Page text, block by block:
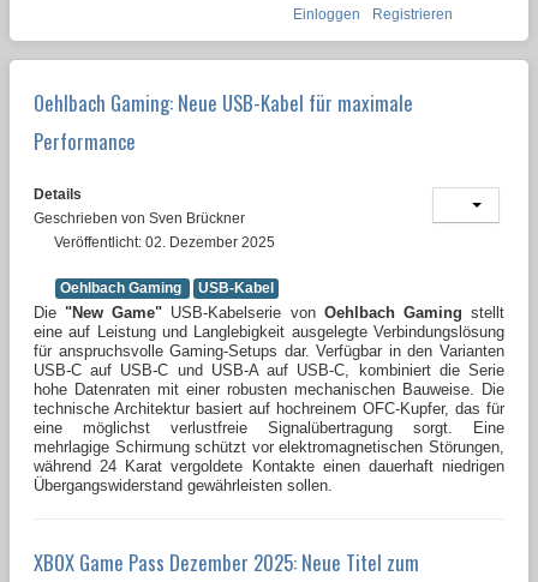
Einloggen Registrieren
Oehlbach Gaming: Neue USB-Kabel für maximale
Performance
Details
Geschrieben von Sven Brückner
Veröffentlicht: 02. Dezember 2025
Oehlbach Gaming USB-Kabel
Die"New Game" USB-Kabelserie von Oehlbach Gaming stellt
eine auf Leistung und Langlebigkeit ausgelegte Verbindungslösung
für anspruchsvolle Gaming-Setups dar. Verfügbar in den Varianten
USB-C auf USB-C und USB-A auf USB-C, kombiniert die Serie
hohe Datenraten mit einer robusten mechanischen Bauweise. Die
technische Architektur basiert auf hochreinem OFC-Kupfer, das für
eine möglichst verlustfreie Signalübertragung sorgt. Eine
mehrlagige Schirmung schützt vor elektromagnetischen Störungen,
während 24 Karat vergoldete Kontakte einen dauerhaft niedrigen
Übergangswiderstand gewährleisten sollen.
XBOX Game Pass Dezember 2025: Neue Titel zum